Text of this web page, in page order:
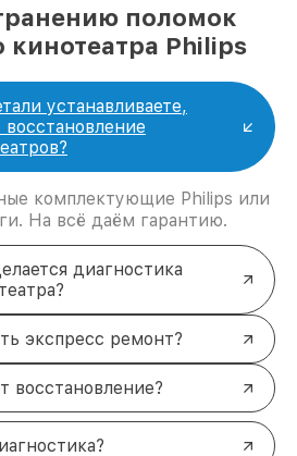
поломок
Philips
устанавливаете,
комплектующие Philips или
На всё даём гарантию.
диагностика
экспресс ремонт?
восстановление?